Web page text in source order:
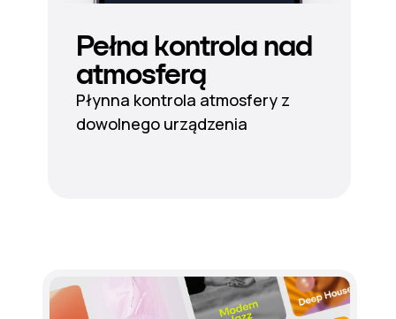
Pełna kontrola nad
atmosferą
Płynna kontrola atmosfery z
dowolnego urządzenia